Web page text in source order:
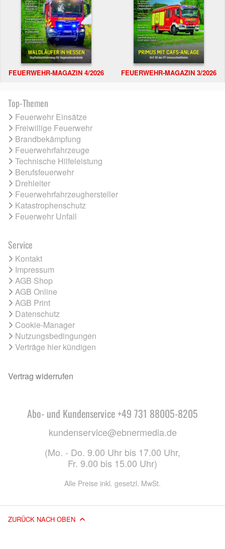
FEUERWEHR-MAGAZIN 4/2026 FEUERWEHR-MAGAZIN 3/2026
Top-Themen
Feuerwehr Einsätze
Freiwillige Feuerwehr
Brandbekämpfung
Feuerwehrfahrzeuge
Technische Hilfeleistung
Berufsfeuerwehr
Drehleiter
Feuerwehrfahrzeughersteller
Katastrophenschutz
Feuerwehr Unfall
Service
Kontakt
Impressum
AGB Shop
AGB Online
AGB Print
Datenschutz
Cookie-Manager
Nutzungsbedingungen
Verträge hier kündigen
Vertrag widerrufen
Abo- und Kundenservice +49 731 88005-8205
kundenservice@ebnermedia.de
(Mo. - Do. 9.00 Uhr bis 17.00 Uhr,
Fr. 9.00 bis 15.00 Uhr)
Alle Preise inkl. gesetzl. MwSt.
ZURÜCK NACH OBEN